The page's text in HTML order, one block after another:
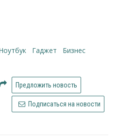
ноутбук гаджет бизнес
Предложить новость
Подписаться на новости